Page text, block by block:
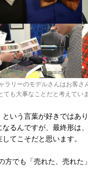
ラリーのモデルさんはお客さ
も大事なことだと考えていま
いう言葉が好きではあ
るんですが、最終形は
てこそだと思います。
方でも「売れた、売れた